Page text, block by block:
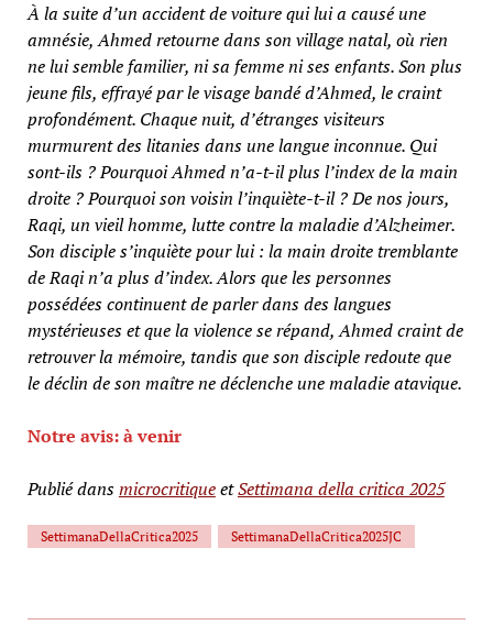
À la suite d’un accident de voiture qui lui a causé une
amnésie, Ahmed retourne dans son village natal, où rien
ne lui semble familier, ni sa femme ni ses enfants. Son plus
jeune fils, effrayé par le visage bandé d’Ahmed, le craint
profondément. Chaque nuit, d’étranges visiteurs
murmurent des litanies dans une langue inconnue. Qui
sont-ils ? Pourquoi Ahmed n’a-t-il plus l’index de la main
droite ? Pourquoi son voisin l’inquiète-t-il ? De nos jours,
Raqi, un vieil homme, lutte contre la maladie d’Alzheimer.
Son disciple s’inquiète pour lui : la main droite tremblante
de Raqi n’a plus d’index. Alors que les personnes
possédées continuent de parler dans des langues
mystérieuses et que la violence se répand, Ahmed craint de
retrouver la mémoire, tandis que son disciple redoute que
le déclin de son maître ne déclenche une maladie atavique.
Notre avis: à venir
Publié dansmicrocritiqueetSettimana della critica 2025
SettimanaDellaCritica2025 SettimanaDellaCritica2025JC